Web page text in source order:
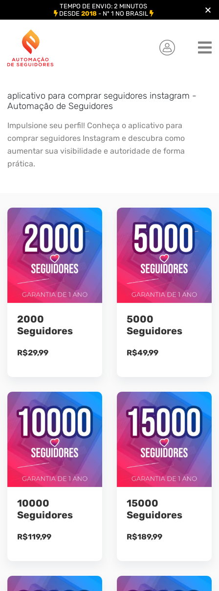
content
aplicativo para comprar seguidores instagram -
Automação de Seguidores
Impulsione seu perfil! Conheça o aplicativo para
comprar seguidores Instagram e descubra como
aumentar sua visibilidade e autoridade de forma
prática.
2000
Seguidores
R$29,99
5000
Seguidores
R$49,99
10000
Seguidores
R$119,99
15000
Seguidores
R$189,99
TEMPO DE ENVIO: 2 MINUTOS
DESDE 2018- Nº 1 NO BRASIL